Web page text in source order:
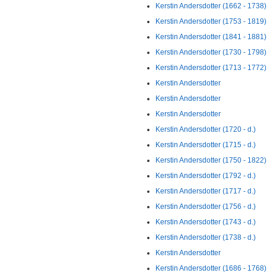
Kerstin Andersdotter (1662 - 1738)
Kerstin Andersdotter (1753 - 1819)
Kerstin Andersdotter (1841 - 1881)
Kerstin Andersdotter (1730 - 1798)
Kerstin Andersdotter (1713 - 1772)
Kerstin Andersdotter
Kerstin Andersdotter
Kerstin Andersdotter
Kerstin Andersdotter (1720 - d.)
Kerstin Andersdotter (1715 - d.)
Kerstin Andersdotter (1750 - 1822)
Kerstin Andersdotter (1792 - d.)
Kerstin Andersdotter (1717 - d.)
Kerstin Andersdotter (1756 - d.)
Kerstin Andersdotter (1743 - d.)
Kerstin Andersdotter (1738 - d.)
Kerstin Andersdotter
Kerstin Andersdotter (1686 - 1768)